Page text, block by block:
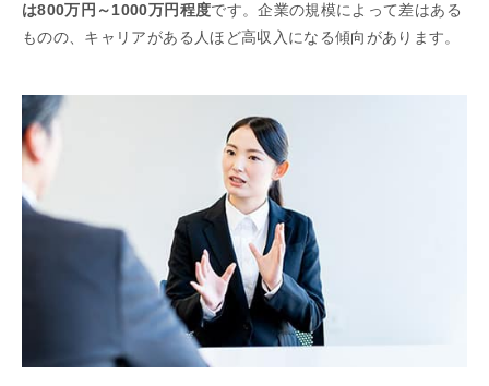
は800万円～1000万円程度です。企業の規模によって差はある
ものの、キャリアがある人ほど高収入になる傾向があります。